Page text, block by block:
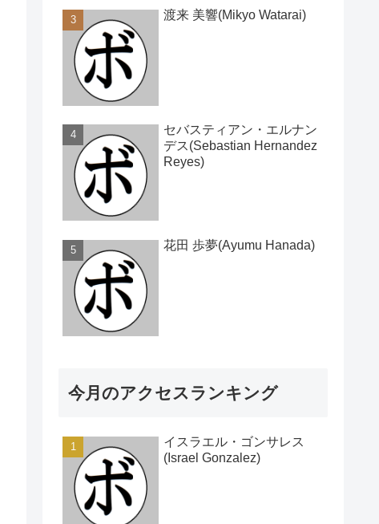
渡来 美響(Mikyo Watarai)
セバスティアン・エルナン
デス(Sebastian Hernandez
Reyes)
花田 歩夢(Ayumu Hanada)
今月のアクセスランキング
イスラエル・ゴンサレス
(Israel Gonzalez)